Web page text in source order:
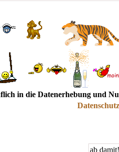
in die Datenerhebung und
Datenschutz